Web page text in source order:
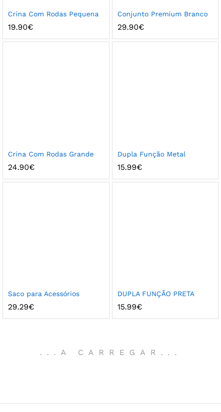
Crina Com Rodas Pequena
19.90€
Conjunto Premium Branco
29.90€
Crina Com Rodas Grande
24.90€
Dupla Função Metal
15.99€
Saco para Acessórios
29.29€
DUPLA FUNÇÃO PRETA
15.99€
. . . A CARREGAR . . .